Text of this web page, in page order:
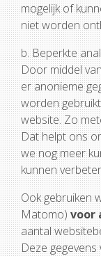
mogelijk of
niet worden
b. Beperkte
Door middel
er anonieme
worden
website. Zo
Dat helpt ons
we nog meer
kunnen
Ook gebruiken
Matomo)voor
aantal
Deze